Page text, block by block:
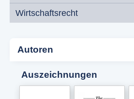
Wirtschaftsrecht
Autoren
Auszeichnungen